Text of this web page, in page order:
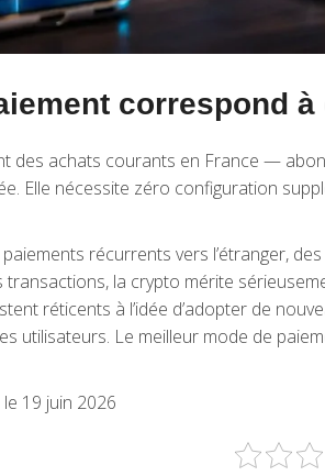
correspond à
des achats courants en France —
Elle nécessite zéro configuration
récurrents vers l’étranger,
la crypto mérite
réticents à l’idée d’adopter de
utilisateurs. Le meilleur mode de
19 juin 2026